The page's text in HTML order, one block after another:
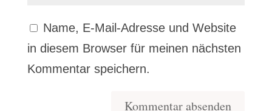
Name, E-Mail-Adresse und Website
in diesem Browser für meinen nächsten
Kommentar speichern.